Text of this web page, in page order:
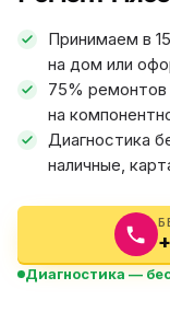
Принимаем в
на дом или
75%
на
Диагностика
наличные,
Диагностика —